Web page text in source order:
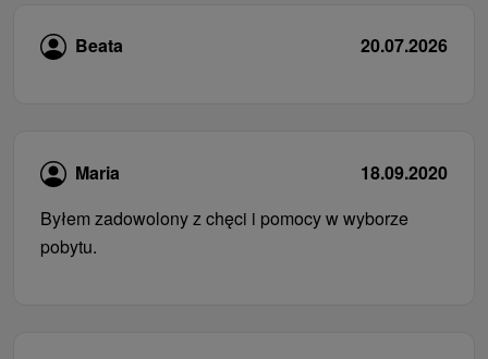
Beata 20.07.2026
Maria
18.09.2020
Byłem zadowolony z chęci i pomocy w wyborze
pobytu.